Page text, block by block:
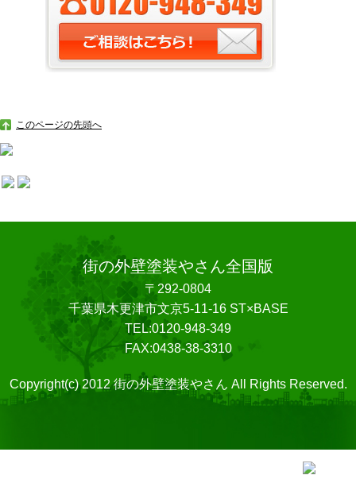
このページの先頭へ
街の外壁塗装やさん全国版
〒292-0804
千葉県木更津市文京5-11-16 ST×BASE
TEL:0120-948-349
FAX:0438-38-3310
Copyright(c) 2012 街の外壁塗装やさん All Rights Reserved.